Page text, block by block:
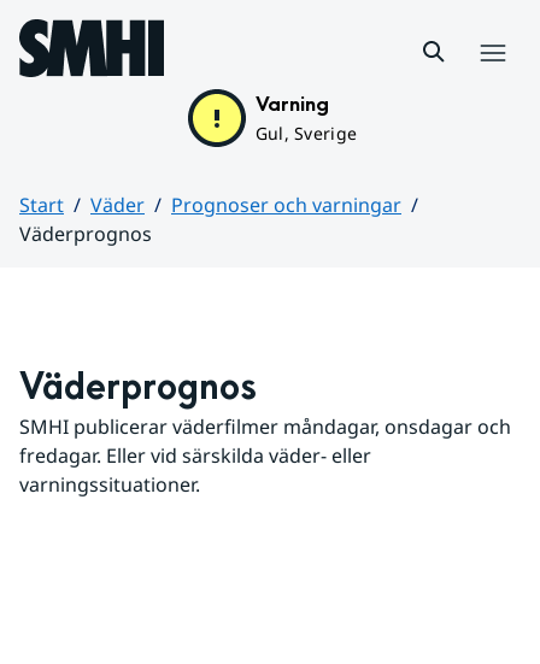
Hoppa till sidans innehåll
Varning
Gul, Sverige
Start Väder
Prognoser och varningar
Väderprognos
Väderprognos
SMHI publicerar väderfilmer måndagar, onsdagar och
fredagar. Eller vid särskilda väder- eller
varningssituationer.